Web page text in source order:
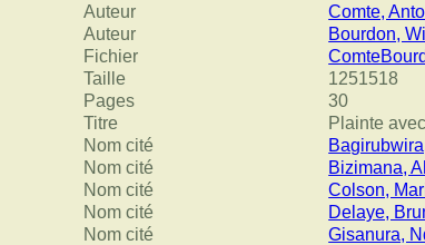
Auteur
Comte,
Auteur
Bourdon,
Fichier
Taille
1251518
Pages
30
Titre
Plainte
Nom cité
Nom cité
Bizimana,
Nom cité
Colson,
Nom cité
Delaye,
Nom cité
Gisanura,